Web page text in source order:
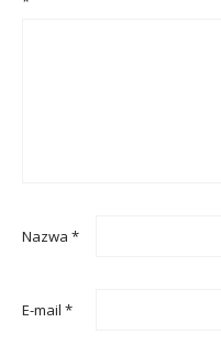
Nazwa *
E-mail *